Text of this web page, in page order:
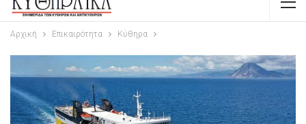
Αρχική Επικαιρότητα Κύθηρα